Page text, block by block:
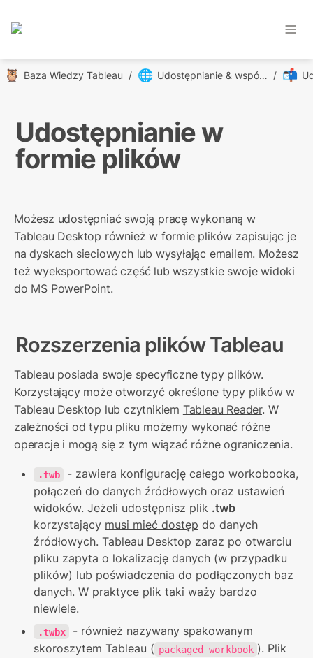
🦉 Baza Wiedzy Tableau / 🌐 Udostępnianie & współpraca / 📬
Udostępnianie w
formie plików
Możesz udostępniać swoją pracę wykonaną w
Tableau Desktop również w formie plików zapisując je
na dyskach sieciowych lub wysyłając emailem. Możesz
też wyeksportować część lub wszystkie swoje widoki
do MS PowerPoint.
Rozszerzenia plików Tableau
Tableau posiada swoje specyficzne typy plików.
Korzystający może otworzyć określone typy plików w
Tableau Desktop lub czytnikiem Tableau Reader. W
zależności od typu pliku możemy wykonać różne
operacje i mogą się z tym wiązać różne ograniczenia.
.twb
- zawiera konfigurację całego workobooka,
połączeń do danych źródłowych oraz ustawień
widoków. Jeżeli udostępnisz plik .twb
korzystający musi mieć dostęp do danych
źródłowych. Tableau Desktop zaraz po otwarciu
pliku zapyta o lokalizację danych (w przypadku
plików) lub poświadczenia do podłączonych baz
danych. W praktyce plik taki waży bardzo
niewiele.
.twbx
- również nazywany spakowanym
skoroszytem Tableau ( packaged workbook